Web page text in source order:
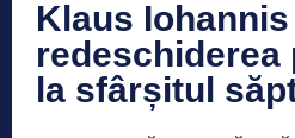
Klaus
redeschiderea
la sfârșitul